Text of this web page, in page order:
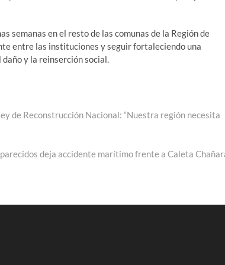
semanas en el resto de las comunas de la Región de
entre las instituciones y seguir fortaleciendo una
y la reinserción social.
de Reconstrucción Nacional: “Nuestra región necesita
deja accidente marítimo frente a Caleta